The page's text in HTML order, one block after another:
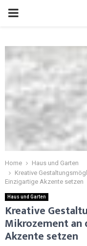
Home
Haus und Garten
Kreative
Einzigartige Akzente setzen
Haus und Garten
Kreative
Mikrozement an
Akzente setzen